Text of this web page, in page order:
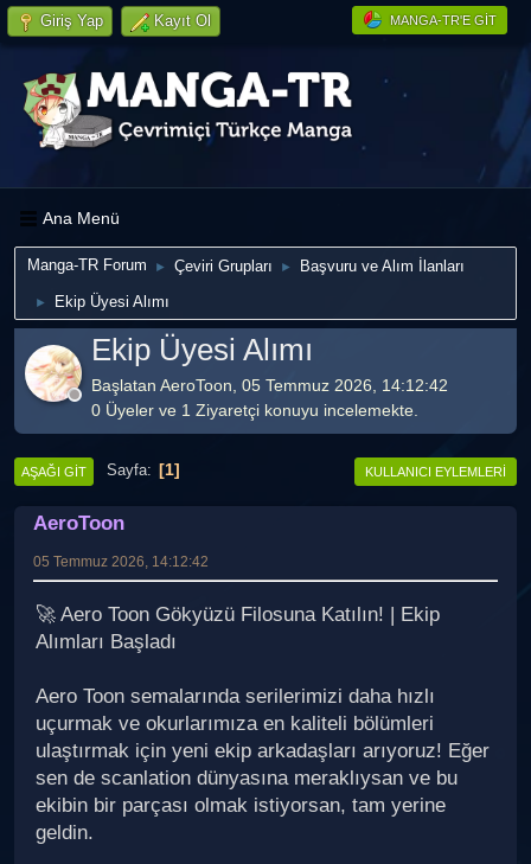
MANGA-TR'E GIT
Giriş Yap Kayıt Ol
Ana Menü
Manga-TR Forum ► Çeviri Grupları ► Başvuru ve Alım İlanları
► Ekip Üyesi Alımı
Ekip Üyesi Alımı
Başlatan AeroToon, 05 Temmuz 2026, 14:12:42
0 Üyeler ve 1 Ziyaretçi konuyu incelemekte.
AŞAĞI GIT Sayfa 1 KULLANICI EYLEMLERI
AeroToon
05 Temmuz 2026, 14:12:42
🚀 Aero Toon Gökyüzü Filosuna Katılın! | Ekip
Alımları Başladı
Aero Toon semalarında serilerimizi daha hızlı
uçurmak ve okurlarımıza en kaliteli bölümleri
ulaştırmak için yeni ekip arkadaşları arıyoruz! Eğer
sen de scanlation dünyasına meraklıysan ve bu
ekibin bir parçası olmak istiyorsan, tam yerine
geldin.